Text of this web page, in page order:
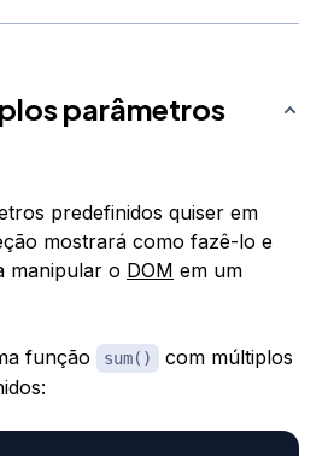
parâmetros
predefinidos quiser em
mostrará como fazê-lo e
manipular o DOM em um
função sum()
com múltiplos